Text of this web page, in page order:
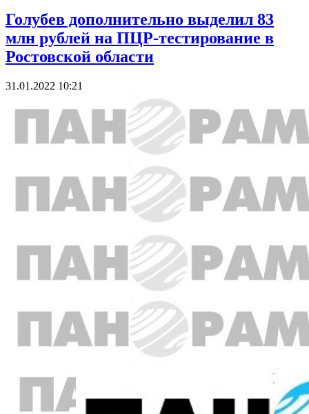
Голубев дополнительно выделил 83
млн рублей на ПЦР-тестирование в
Ростовской области
31.01.2022 10:21